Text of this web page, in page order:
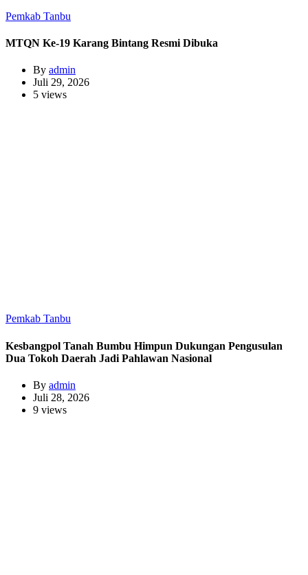
Pemkab Tanbu
MTQN Ke-19 Karang Bintang Resmi Dibuka
By admin
Juli 29, 2026
5 views
Pemkab Tanbu
Kesbangpol Tanah Bumbu Himpun Dukungan Pengusulan
Dua Tokoh Daerah Jadi Pahlawan Nasional
By admin
Juli 28, 2026
9 views